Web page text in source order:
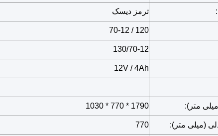
ترمز دیسک
120 / 70-12
130/70-12
12V / 4Ah
1790 * 770 * 1030
(میلی متر): 770